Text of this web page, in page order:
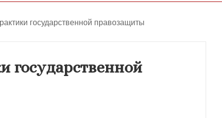
государственной правозащиты
государственной